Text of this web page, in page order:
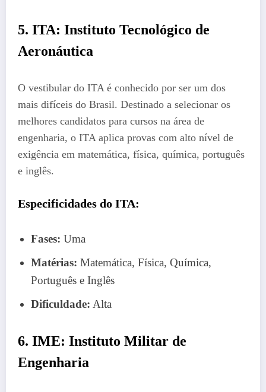
5. ITA: Instituto Tecnológico de
Aeronáutica
O vestibular do ITA é conhecido por ser um dos
mais difíceis do Brasil. Destinado a selecionar os
melhores candidatos para cursos na área de
engenharia, o ITA aplica provas com alto nível de
exigência em matemática, física, química, português
e inglês.
Especificidades do ITA:
Fases: Uma
Matérias: Matemática, Física, Química,
Português e Inglês
Dificuldade: Alta
6. IME: Instituto Militar de
Engenharia